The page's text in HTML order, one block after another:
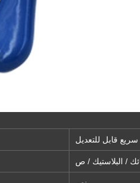
قابل للتعديل